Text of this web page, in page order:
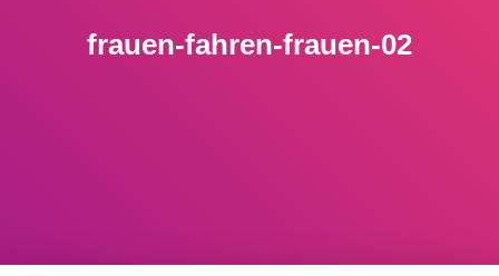
frauen-fahren-frauen-02